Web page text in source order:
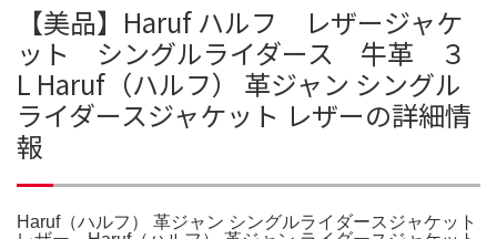
【美品】Haruf ハルフ レザージャケ
ット シングルライダース 牛革 ３
L Haruf（ハルフ） 革ジャン シングル
ライダースジャケット レザーの詳細情
報
Haruf（ハルフ） 革ジャン シングルライダースジャケット